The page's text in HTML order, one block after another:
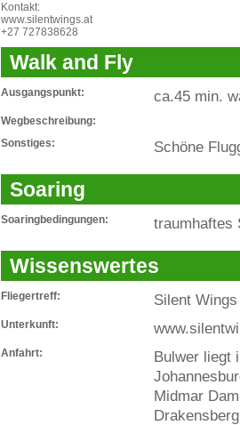
Kontakt:
www.silentwings.at
+27 727838628
Walk and Fly
Ausgangspunkt: ca.45 min.
Wegbeschreibung:
Sonstiges:
Schöne
Soaring
Soaringbedingungen: traumhaftes
Wissenswertes
Fliegertreff: Silent
Unterkunft:
Anfahrt:
Bulwer liegt
Midmar